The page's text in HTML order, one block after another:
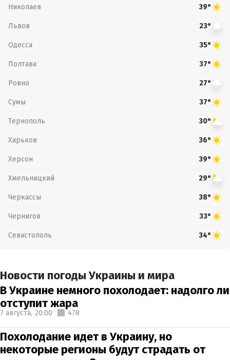
Николаев 39°
Львов 23°
Одесса 35°
Полтава 37°
Ровно 27°
Сумы 37°
Тернополь 30°
Харьков 36°
Херсон 39°
Хмельницкий 29°
Черкассы 38°
Чернигов 33°
Севастополь 34°
Новости погоды Украины и мира
В Украине немного похолодает: надолго ли
отступит жара
7 августа, 20:00 478
Похолодание идет в Украину, но
некоторые регионы будут страдать от